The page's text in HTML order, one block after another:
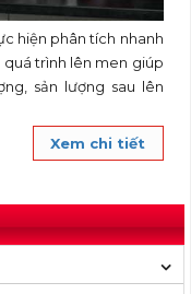
hiện phân tích nhanh
trình lên men giúp
sản lượng sau lên
Xem chi tiết